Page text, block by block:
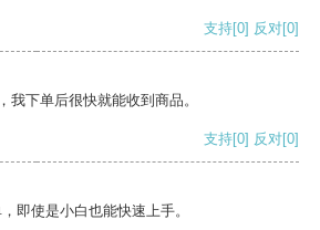
支持[0] 反对[0]
我下单后很快就能收到商品。
支持[0] 反对[0]
即使是小白也能快速上手。